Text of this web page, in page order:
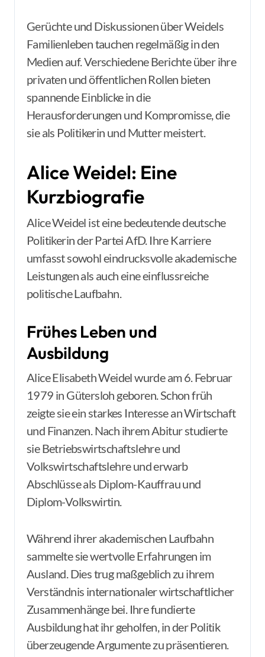
Gerüchte und Diskussionen über Weidels
Familienleben tauchen regelmäßig in den
Medien auf. Verschiedene Berichte über ihre
privaten und öffentlichen Rollen bieten
spannende Einblicke in die
Herausforderungen und Kompromisse, die
sie als Politikerin und Mutter meistert.
Alice Weidel: Eine
Kurzbiografie
Alice Weidel ist eine bedeutende deutsche
Politikerin der Partei AfD. Ihre Karriere
umfasst sowohl eindrucksvolle akademische
Leistungen als auch eine einflussreiche
politische Laufbahn.
Frühes Leben und
Ausbildung
Alice Elisabeth Weidel wurde am 6. Februar
1979 in Gütersloh geboren. Schon früh
zeigte sie ein starkes Interesse an Wirtschaft
und Finanzen. Nach ihrem Abitur studierte
sie Betriebswirtschaftslehre und
Volkswirtschaftslehre und erwarb
Abschlüsse als Diplom-Kauffrau und
Diplom-Volkswirtin.
Während ihrer akademischen Laufbahn
sammelte sie wertvolle Erfahrungen im
Ausland. Dies trug maßgeblich zu ihrem
Verständnis internationaler wirtschaftlicher
Zusammenhänge bei. Ihre fundierte
Ausbildung hat ihr geholfen, in der Politik
überzeugende Argumente zu präsentieren.